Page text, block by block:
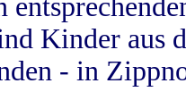
Kinder aus
- in